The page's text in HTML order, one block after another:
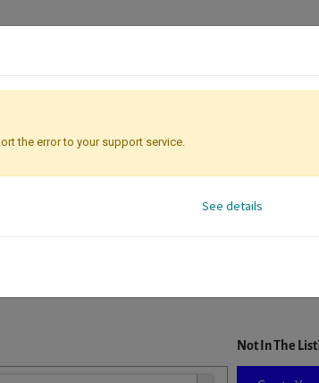
ID. When a company is selected it will auto-
Not In The
the error to your support service.
See details